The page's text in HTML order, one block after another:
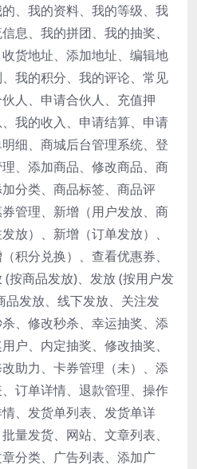
、我的资料、我的等级、我
息、我的拼团、我的抽奖、
货地址、添加地址、编辑地
我的积分、我的评论、常见
人、申请合伙人、充值押
我的收入、申请结算、申请
细、商城后台管理系统、登
、添加商品、修改商品、商
分类、商品标签、商品评
管理、新增（用户发放、商
放）、新增（订单发放）、
积分兑换）、查看优惠券、
按商品发放)、发放 (按用户发
品发放、线下发放、关注发
、修改秒杀、幸运抽奖、添
户、内定抽奖、修改抽奖、
助力、卡券管理（未）、添
订单详情、退款管理、操作
、发货单列表、发货单详
量发货、网站、文章列表、
分类、广告列表、添加广